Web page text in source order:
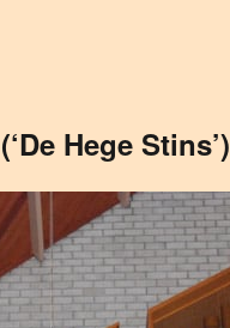
Hege Stins’)